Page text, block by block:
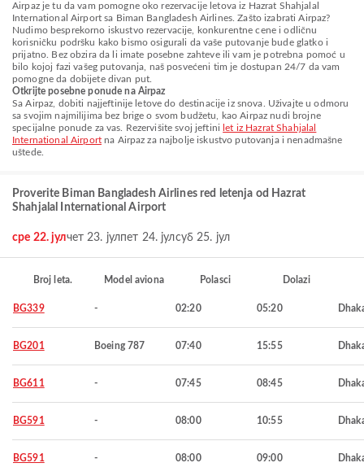
Airpaz je tu da vam pomogne oko rezervacije letova iz Hazrat Shahjalal
International Airport sa Biman Bangladesh Airlines. Zašto izabrati Airpaz?
Nudimo besprekorno iskustvo rezervacije, konkurentne cene i odličnu
korisničku podršku kako bismo osigurali da vaše putovanje bude glatko i
prijatno. Bez obzira da li imate posebne zahteve ili vam je potrebna pomoć u
bilo kojoj fazi vašeg putovanja, naš posvećeni tim je dostupan 24/7 da vam
pomogne da dobijete divan put.
Otkrijte posebne ponude na Airpaz
Sa Airpaz, dobiti najjeftinije letove do destinacije iz snova. Uživajte u odmoru
sa svojim najmilijima bez brige o svom budžetu, kao Airpaz nudi brojne
specijalne ponude za vas. Rezervišite svoj jeftini let iz Hazrat Shahjalal
International Airportna Airpaz za najbolje iskustvo putovanja i nenadmašne
uštede.
Proverite Biman Bangladesh Airlines red letenja od Hazrat
Shahjalal International Airport
сре 22. јулчет 23. јулпет 24. јулсуб 25. јул
Broj leta. Model aviona Polasci Dolazi
BG339 - 02:20 05:20
BG201 Boeing 787 07:40 15:55
BG611 - 07:45 08:45
BG591 - 08:00 10:55
BG591 - 08:00 09:00